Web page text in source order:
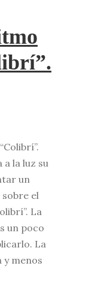
a la luz su
un
el
La
un poco
La
y menos